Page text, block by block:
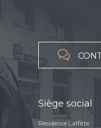

Siège social
Résidence Laffitte